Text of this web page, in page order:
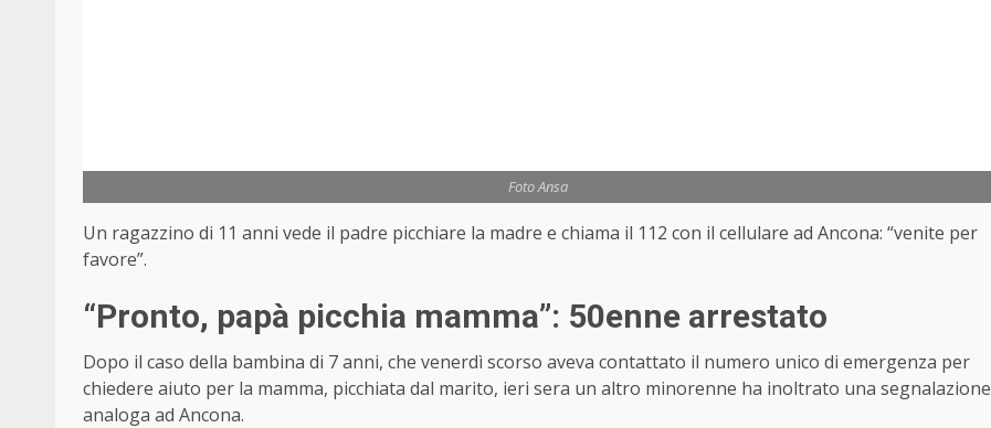
Foto Ansa
Un ragazzino di 11 anni vede il padre picchiare la madre e chiama il 112 con il cellulare ad Ancona: “venite per
favore”.
“Pronto, papà picchia mamma”: 50enne arrestato
Dopo il caso della bambina di 7 anni, che venerdì scorso aveva contattato il numero unico di emergenza per
chiedere aiuto per la mamma, picchiata dal marito, ieri sera un altro minorenne ha inoltrato una segnalazione
analoga ad Ancona.